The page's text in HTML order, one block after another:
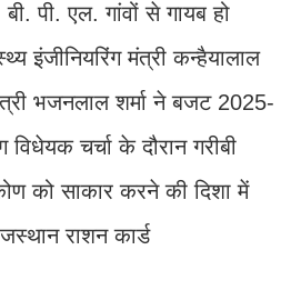
पी. एल. गांवों से गायब हो
इंजीनियरिंग मंत्री कन्हैयालाल
भजनलाल शर्मा ने बजट 2025-
विधेयक चर्चा के दौरान गरीबी
को साकार करने की दिशा में
राशन कार्ड